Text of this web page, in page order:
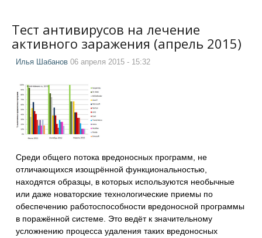
Тест антивирусов на лечение
активного заражения (апрель 2015)
Илья Шабанов 06 апреля 2015 - 15:32
Среди общего потока вредоносных программ, не
отличающихся изощрённой функциональностью,
находятся образцы, в которых используются необычные
или даже новаторские технологические приемы по
обеспечению работоспособности вредоносной программы
в поражённой системе. Это ведёт к значительному
усложнению процесса удаления таких вредоносных